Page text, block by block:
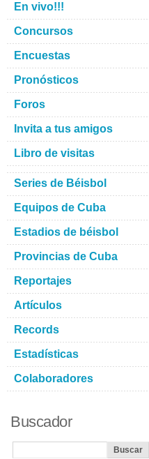
En vivo!!!
Concursos
Encuestas
Pronósticos
Foros
Invita a tus amigos
Libro de visitas
Series de Béisbol
Equipos de Cuba
Estadios de béisbol
Provincias de Cuba
Reportajes
Artículos
Records
Estadísticas
Colaboradores
Buscador